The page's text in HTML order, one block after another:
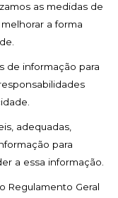
as medidas de
a forma
de informação para
adequadas,
para
a essa informação.
Regulamento Geral